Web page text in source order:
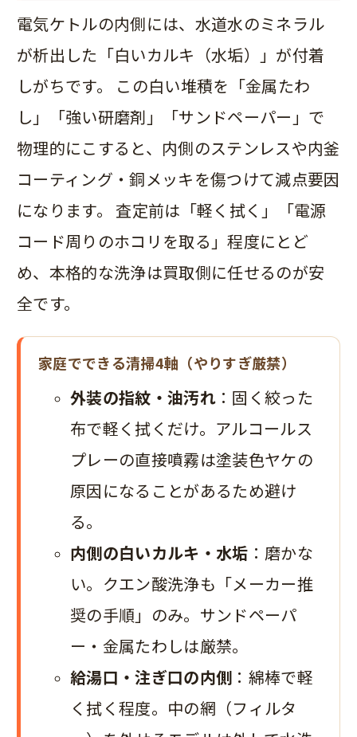
電気ケトルの内側には、水道水のミネラル
が析出した「白いカルキ（水垢）」が付着
しがちです。 この白い堆積を「金属たわ
し」「強い研磨剤」「サンドペーパー」で
物理的にこすると、内側のステンレスや内釜
コーティング・銅メッキを傷つけて減点要因
になります。 査定前は「軽く拭く」「電源
コード周りのホコリを取る」程度にとど
め、本格的な洗浄は買取側に任せるのが安
全です。
家庭でできる清掃4軸（やりすぎ厳禁）
外装の指紋・油汚れ ：固く絞った
布で軽く拭くだけ。アルコールス
プレーの直接噴霧は塗装色ヤケの
原因になることがあるため避け
る。
内側の白いカルキ・水垢 ：磨かな
い。クエン酸洗浄も「メーカー推
奨の手順」のみ。サンドペーパ
ー・金属たわしは厳禁。
給湯口・注ぎ口の内側 ：綿棒で軽
く拭く程度。中の網（フィルタ